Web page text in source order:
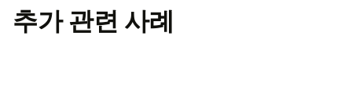
추가 관련 사례